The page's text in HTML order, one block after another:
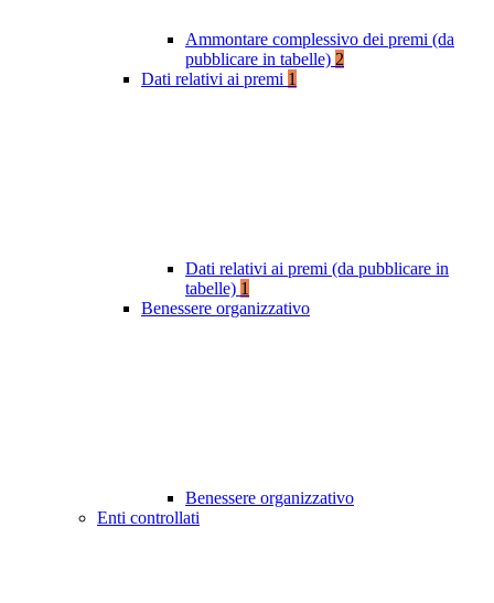
Ammontare complessivo dei premi (da
pubblicare in tabelle) 2
Dati relativi ai premi 1
Dati relativi ai premi (da pubblicare in
tabelle) 1
Benessere organizzativo
Benessere organizzativo
Enti controllati